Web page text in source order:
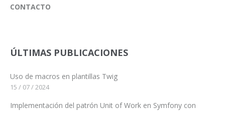
CONTACTO
ÚLTIMAS PUBLICACIONES
Uso de macros en plantillas Twig
15 / 07 / 2024
Implementación del patrón Unit of Work en Symfony con